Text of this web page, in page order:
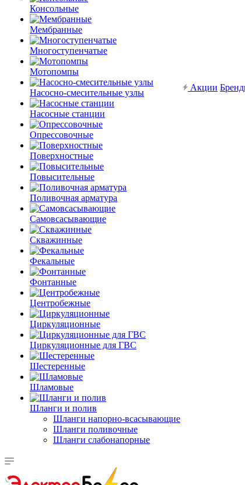
Консольные
Мембранные
Многоступенчатые
Мотопомпы
Насосно-смесительные узлы
Насосные станции
Опрессовочные
Поверхностные
Повысительные
Поливочная арматура
Самовсасывающие
Скважинные
Фекальные
Фонтанные
Центробежные
Циркуляционные
Циркуляционные для ГВС
Шестеренные
Шламовые
Шланги и полив
Шланги напорно-всасывающие
Шланги поливочные
Шланги слабонапорные
Акции